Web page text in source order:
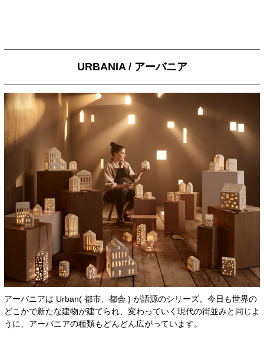
URBANIA / アーバニア
アーバニアは Urban( 都市、都会 ) が語源のシリーズ。今日も世界の
どこかで新たな建物が建てられ、変わっていく現代の街並みと同じよ
うに、アーバニアの種類もどんどん広がっています。